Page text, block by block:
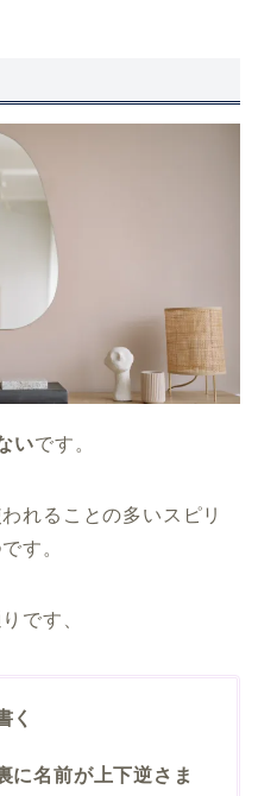
いです。
れることの多いスピリ
す。
です、
く
に名前が上下逆さま